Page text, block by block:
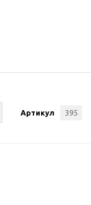
Артикул 395